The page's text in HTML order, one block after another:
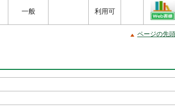
一般 利用可
ページの先